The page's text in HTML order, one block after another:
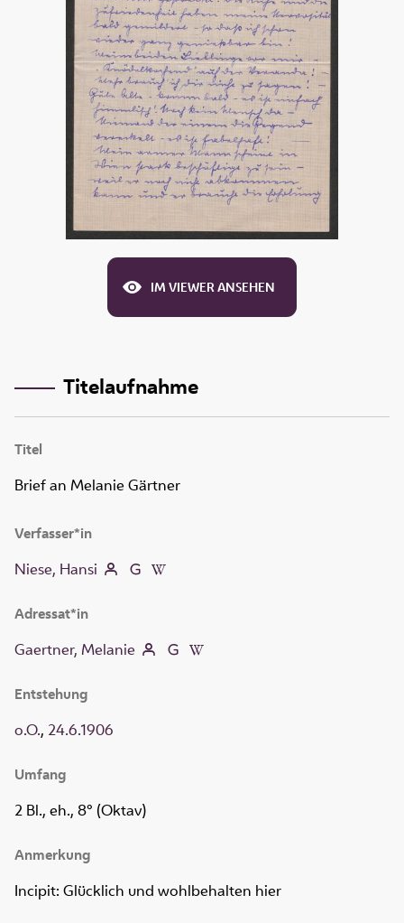
IM VIEWER ANSEHEN
Titelaufnahme
Titel
Brief an Melanie Gärtner
Verfasser*in
Niese, Hansi
Adressat*in
Gaertner, Melanie
Entstehung
o.O., 24.6.1906
Umfang
2 Bl., eh., 8° (Oktav)
Anmerkung
Incipit: Glücklich und wohlbehalten hier